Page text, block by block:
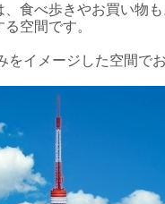
食べ歩きやお買い物
空間です。
イメージした空間で